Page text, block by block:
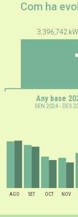
Com ha
Any base
GEN 2024 - DES
3,396,742
AGO SET OCT NOV